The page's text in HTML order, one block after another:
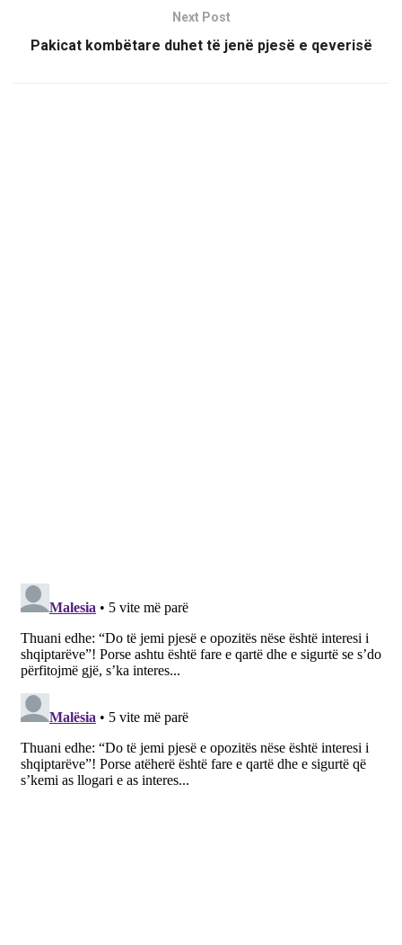
Next Post
Pakicat kombëtare duhet të jenë pjesë e qeverisë